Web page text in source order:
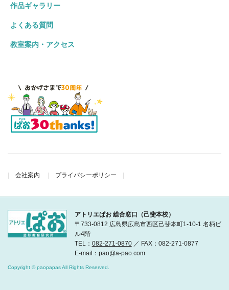
作品ギャラリー
よくある質問
教室案内・アクセス
会社案内 プライバシーポリシー
アトリエぱお 総合窓口（己斐本校）
〒733-0812 広島県広島市西区己斐本町1-10-1 名柄ビ
ル4階
TEL： 082-271-0870／ FAX：082-271-0877
E-mail：pao@a-pao.com
Copyright © paopapas All Rights Reserved.